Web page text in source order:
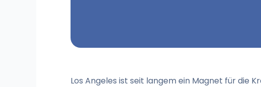
Los Angeles ist seit langem ein Magnet für die